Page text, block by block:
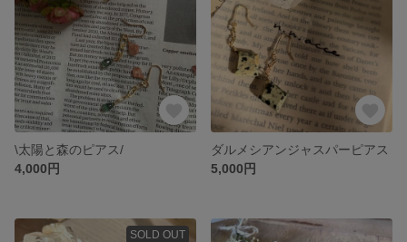
\太陽と森のピアス/
4,000円
ダルメシアンジャスパーピアス
5,000円
SOLD OUT